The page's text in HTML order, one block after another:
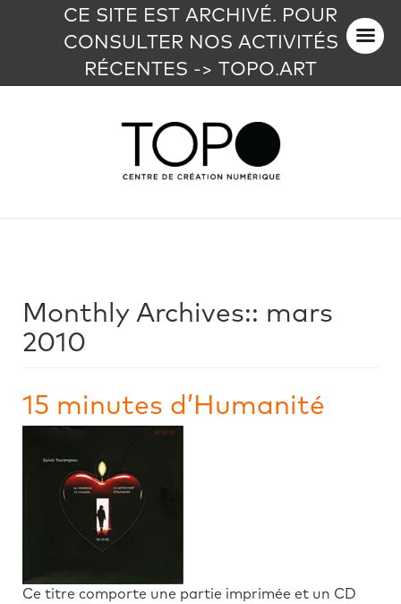
CE SITE EST ARCHIVÉ. POUR
CONSULTER NOS ACTIVITÉS
RÉCENTES -> TOPO.ART
Monthly Archives:: mars
2010
15 minutes d’Humanité
Ce titre comporte une partie imprimée et un CD